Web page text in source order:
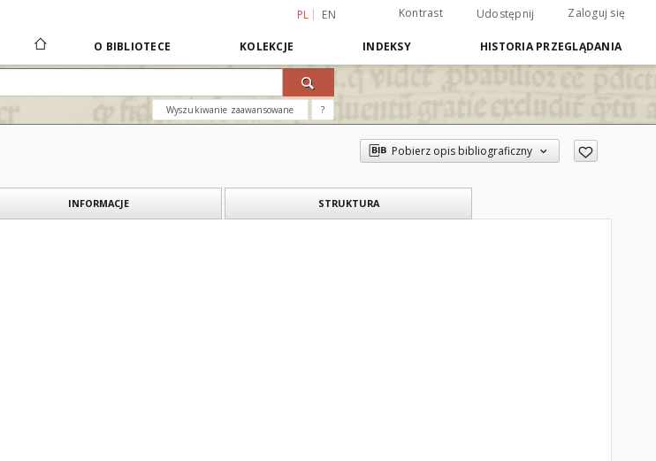
PL EN Kontrast Udostępnij Zaloguj się
O BIBLIOTECE KOLEKCJE INDEKSY HISTORIA PRZEGLĄDANIA
Wyszukiwanie zaawansowane ?
Pobierz opis bibliograficzny
INFORMACJE STRUKTURA